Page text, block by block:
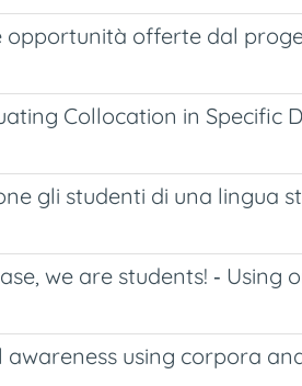
opportunità offerte dal
Collocation in Specific
gli studenti di una lingua
we are students! ‐
using corpora